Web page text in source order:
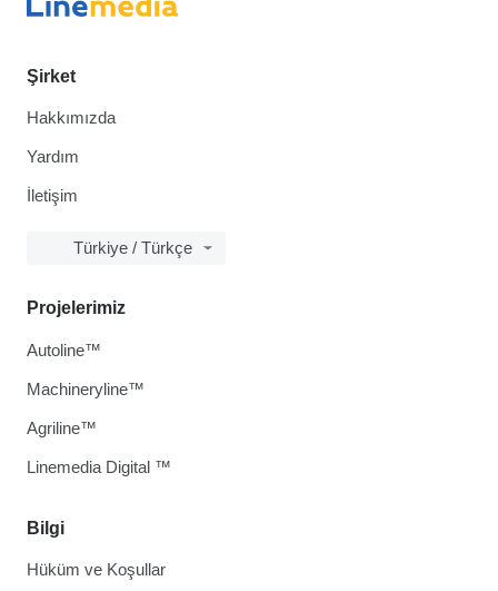
Şirket
Hakkımızda
Yardım
İletişim
Türkiye / Türkçe
Bilgi
Hüküm ve Koşullar
Projelerimiz
Autoline™
Machineryline™
Agriline™
Linemedia Digital ™